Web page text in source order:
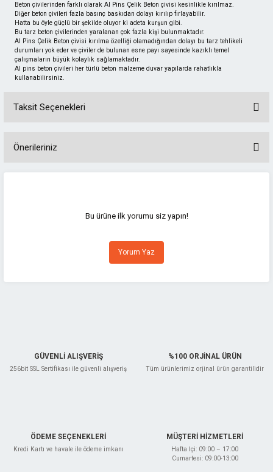
Beton çivilerinden farklı olarak Al Pins Çelik Beton çivisi kesinlikle kırılmaz.
Diğer beton çivileri fazla basınç baskıdan dolayı kırılıp fırlayabilir.
Hatta bu öyle güçlü bir şekilde oluyor ki adeta kurşun gibi.
Bu tarz beton çivilerinden yaralanan çok fazla kişi bulunmaktadır.
Al Pins Çelik Beton çivisi kırılma özelliği olamadığından dolayı bu tarz tehlikeli
durumları yok eder ve çiviler de bulunan esne payı sayesinde kazıklı temel
çalışmaların büyük kolaylık sağlamaktadır.
Al pins beton çivileri her türlü beton malzeme duvar yapılarda rahatlıkla
kullanabilirsiniz.
Taksit Seçenekleri
Önerileriniz
Görüş ve önerileriniz için teşekkür ederiz.
Ürün resmi kalitesiz, bozuk veya görüntülenemiyor.
Ürün açıklamasında eksik bilgiler bulunuyor.
Bu ürüne ilk yorumu siz yapın!
Yorum Yaz
GÜVENLİ ALIŞVERİŞ
256bit SSL Sertifikası ile güvenli alışveriş
%100 ORJİNAL ÜRÜN
Tüm ürünlerimiz orjinal ürün garantilidir
ÖDEME SEÇENEKLERİ
Kredi Kartı ve havale ile ödeme imkanı
MÜŞTERİ HİZMETLERİ
Hafta İçi: 09:00 – 17:00
Cumartesi: 09:00-13:00